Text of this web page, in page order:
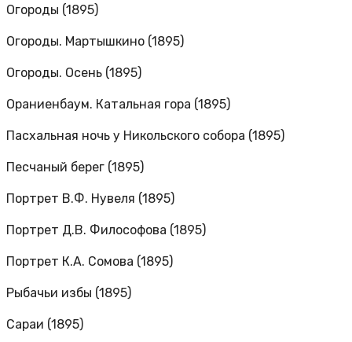
Огороды (1895)
Огороды. Мартышкино (1895)
Огороды. Осень (1895)
Ораниенбаум. Катальная гора (1895)
Пасхальная ночь у Никольского собора (1895)
Песчаный берег (1895)
Портрет В.Ф. Нувеля (1895)
Портрет Д.В. Философова (1895)
Портрет К.А. Сомова (1895)
Рыбачьи избы (1895)
Сараи (1895)